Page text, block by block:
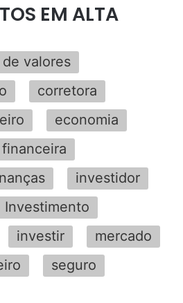
EM ALTA
valores
corretora
economia
financeira
investidor
Investimento
investir
mercado
seguro